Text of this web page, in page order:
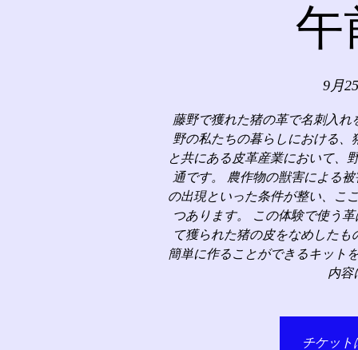
午
9月
藤野で獲れた猪の革で名刺入
野の私たちの暮らしにおける
と共にある皮革産業において、
通です。 農作物の獣害による
の出現といった条件が整い、こ
つあります。 この体験で使う
て獲られた猪の皮をなめした
簡単に作ることができるキット
内容
チケット